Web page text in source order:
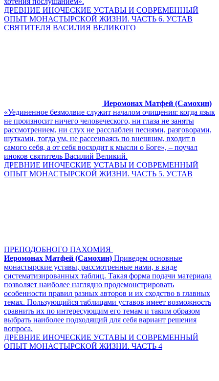
ДРЕВНИЕ ИНОЧЕСКИЕ УСТАВЫ И СОВРЕМЕННЫЙ
ОПЫТ МОНАСТЫРСКОЙ ЖИЗНИ. ЧАСТЬ 6. УСТАВ
СВЯТИТЕЛЯ ВАСИЛИЯ ВЕЛИКОГО
Иеромонах Матфей (Самохин)
«Уединенное безмолвие служит началом очищения: когда язык
не произносит ничего человеческого, ни глаза не заняты
рассмотрением, ни слух не расслаблен песнями, разговорами,
шутками, тогда ум, не рассеиваясь по внешним, входит в
самого себя, а от себя восходит к мысли о Боге», – поучал
иноков святитель Василий Великий.
ДРЕВНИЕ ИНОЧЕСКИЕ УСТАВЫ И СОВРЕМЕННЫЙ
ОПЫТ МОНАСТЫРСКОЙ ЖИЗНИ. ЧАСТЬ 5. УСТАВ
ПРЕПОДОБНОГО ПАХОМИЯ
Иеромонах Матфей (Самохин) Приведем основные
монастырские уставы, рассмотренные нами, в виде
систематизированных таблиц. Такая форма подачи материала
позволяет наиболее наглядно продемонстрировать
особенности правил разных авторов и их сходство в главных
темах. Пользующийся таблицами уставов имеет возможность
сравнить их по интересующим его темам и таким образом
выбрать наиболее подходящий для себя вариант решения
вопроса.
ДРЕВНИЕ ИНОЧЕСКИЕ УСТАВЫ И СОВРЕМЕННЫЙ
ОПЫТ МОНАСТЫРСКОЙ ЖИЗНИ. ЧАСТЬ 4